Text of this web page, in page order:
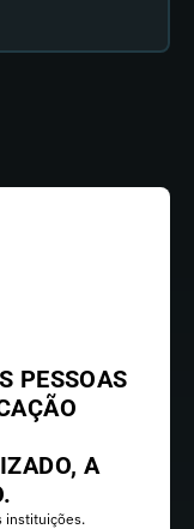
PESSOAS
A
instituições.